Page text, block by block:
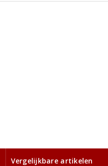
Vergelijkbare artikelen